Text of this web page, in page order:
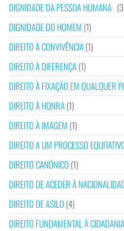
DIGNIDADE DA PESSOA HUMANA
DIGNIDADE DO HOMEM (1)
DIREITO À CONVIVÊNCIA(1)
DIREITO À DIFERENÇA(1)
DIREITO À FIXAÇÃO EM QUALQUER
DIREITO À HONRA(1)
DIREITO À IMAGEM (1)
DIREITO A UM PROCESSO
DIREITO CANÓNICO (1)
DIREITO DE ACEDER À
DIREITO DE ASILO (4)
DIREITO FUNDAMENTAL À CIDADANIA